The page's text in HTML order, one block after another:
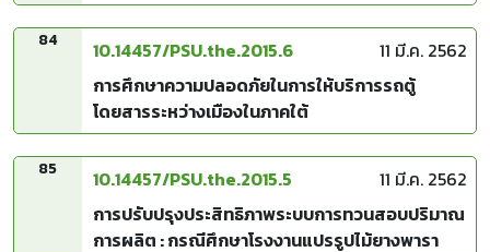
84 10.14457/PSU.the.2015.6
11 มี.ค. 2562
การศึกษาความปลอดภัยในการให้บริการรถตู้
โดยสารระหว่างเมืองในภาคใต้
85 10.14457/PSU.the.2015.5
11 มี.ค. 2562
การปรับปรุงประสิทธิภาพระบบการทวนสอบปริมาณ
การผลิต : กรณีศึกษาโรงงานแปรรูปไม้ยางพารา